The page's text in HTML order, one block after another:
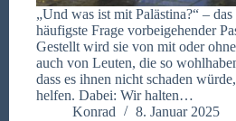
„Und was ist mit Palästina?“ –
häufigste Frage vorbeigehender
Gestellt wird sie von mit oder
auch von Leuten, die so
dass es ihnen nicht schaden
helfen. Dabei: Wir halten…
Konrad
8. Januar 2025